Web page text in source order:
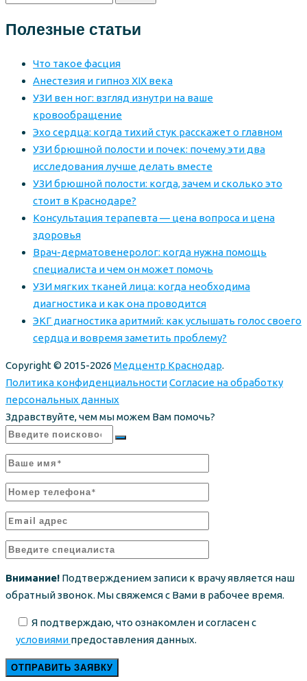
Полезные статьи
Что такое фасция
Анестезия и гипноз XIX века
УЗИ вен ног: взгляд изнутри на ваше
кровообращение
Эхо сердца: когда тихий стук расскажет о главном
УЗИ брюшной полости и почек: почему эти два
исследования лучше делать вместе
УЗИ брюшной полости: когда, зачем и сколько это
стоит в Краснодаре?
Консультация терапевта — цена вопроса и цена
здоровья
Врач-дерматовенеролог: когда нужна помощь
специалиста и чем он может помочь
УЗИ мягких тканей лица: когда необходима
диагностика и как она проводится
ЭКГ диагностика аритмий: как услышать голос своего
сердца и вовремя заметить проблему?
Copyright © 2015-2026 Медцентр Краснодар.
Политика конфиденциальностиСогласие на обработку
персональных данных
Здравствуйте, чем мы можем Вам помочь?
Внимание! Подтверждением записи к врачу является наш
обратный звонок. Мы свяжемся с Вами в рабочее время.
Я подтверждаю, что ознакомлен и согласен с
условиями предоставления данных.